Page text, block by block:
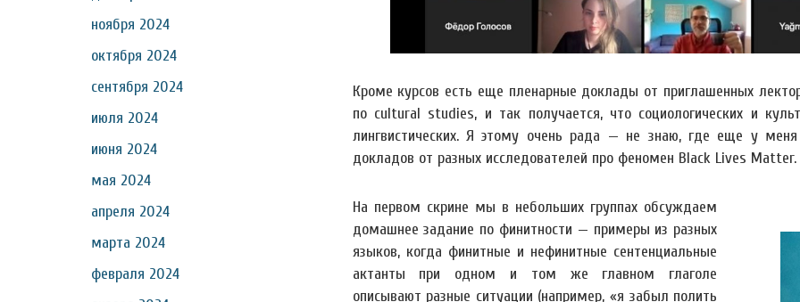
ноября 2024
октября 2024
сентября 2024
июля 2024
июня 2024
мая 2024
апреля 2024
марта 2024
февраля 2024
Кроме курсов есть еще пленарные доклады от приглашенных
по cultural studies, и так получается, что социологических и
лингвистических. Я этому очень рада — не знаю, где еще у
докладов от разных исследователей про феномен Black Lives Matter.
На первом скрине мы в небольших группах обсуждаем
домашнее задание по финитности — примеры из разных
языков, когда финитные и нефинитные сентенциальные
актанты при одном и том же главном глаголе
описывают разные ситуации (например, «я забыл полить